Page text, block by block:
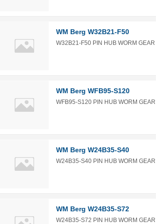
WM Berg W32B21-F50
W32B21-F50 PIN HUB WORM GEAR
WM Berg WFB95-S120
WFB95-S120 PIN HUB WORM GEAR
WM Berg W24B35-S40
W24B35-S40 PIN HUB WORM GEAR
WM Berg W24B35-S72
W24B35-S72 PIN HUB WORM GEAR